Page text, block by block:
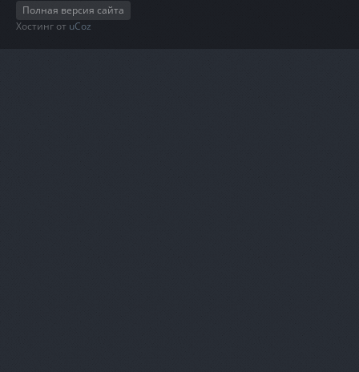
Полная версия сайта
Хостинг от uCoz